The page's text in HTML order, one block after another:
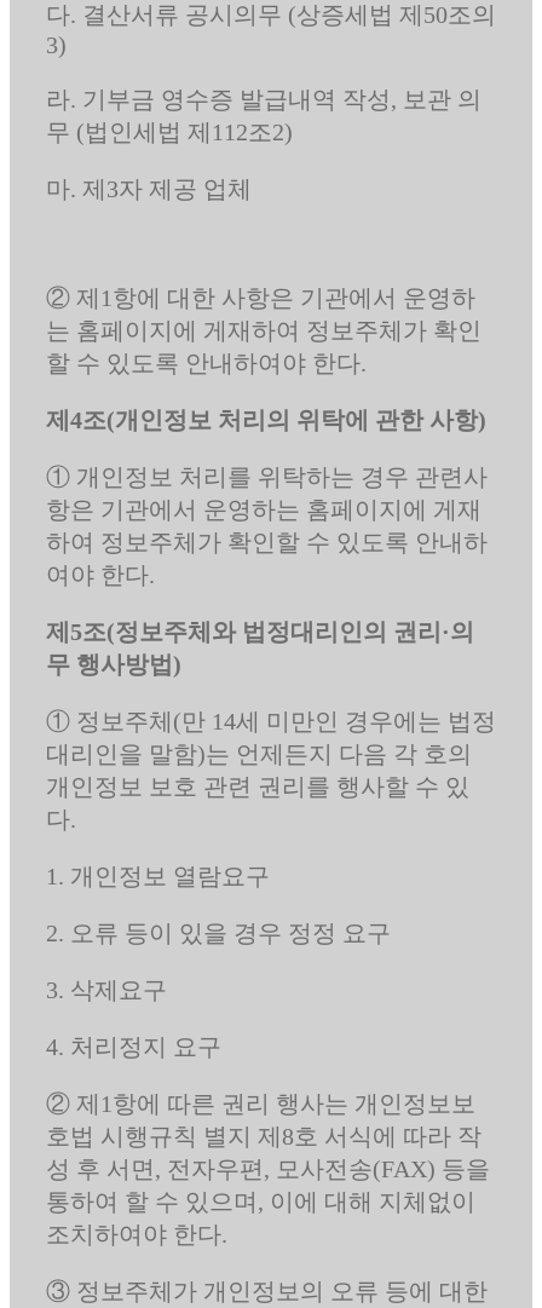
다. 결산서류 공시의무 (상증세법 제50조의
3)
라. 기부금 영수증 발급내역 작성, 보관 의
무 (법인세법 제112조2)
마. 제3자 제공 업체
② 제1항에 대한 사항은 기관에서 운영하
는 홈페이지에 게재하여 정보주체가 확인
할 수 있도록 안내하여야 한다.
제4조(개인정보 처리의 위탁에 관한 사항)
① 개인정보 처리를 위탁하는 경우 관련사
항은 기관에서 운영하는 홈페이지에 게재
하여 정보주체가 확인할 수 있도록 안내하
여야 한다.
제5조(정보주체와 법정대리인의 권리·의
무 행사방법)
① 정보주체(만 14세 미만인 경우에는 법정
대리인을 말함)는 언제든지 다음 각 호의
개인정보 보호 관련 권리를 행사할 수 있
다.
1. 개인정보 열람요구
2. 오류 등이 있을 경우 정정 요구
3. 삭제요구
4. 처리정지 요구
② 제1항에 따른 권리 행사는 개인정보보
호법 시행규칙 별지 제8호 서식에 따라 작
성 후 서면, 전자우편, 모사전송(FAX) 등을
통하여 할 수 있으며, 이에 대해 지체없이
조치하여야 한다.
③ 정보주체가 개인정보의 오류 등에 대한